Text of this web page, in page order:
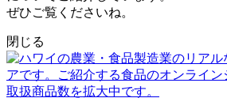
ぜひご覧くださいね。
閉じる